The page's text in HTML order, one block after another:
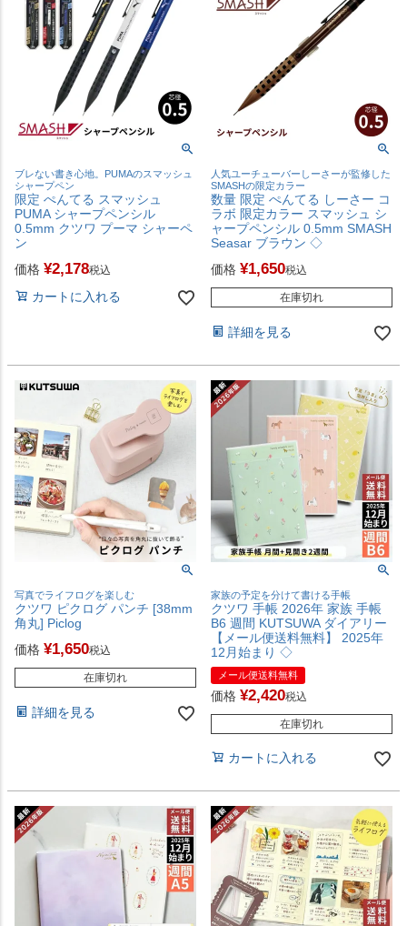
ブレない書き心地。PUMAのスマッシュ
シャープペン
限定 ぺんてる スマッシュ
PUMA シャープペンシル
0.5mm クツワ プーマ シャーペ
ン
価格 ¥2,178税込
カートに入れる
人気ユーチューバーしーさーが監修した
SMASHの限定カラー
数量 限定 ぺんてる しーさー コ
ラボ 限定カラー スマッシュ シ
ャープペンシル 0.5mm SMASH
Seasar ブラウン ◇
価格 ¥1,650税込
在庫切れ
詳細を見る
写真でライフログを楽しむ
クツワ ピクログ パンチ [38mm
角丸] Piclog
価格 ¥1,650税込
在庫切れ
詳細を見る
家族の予定を分けて書ける手帳
クツワ 手帳 2026年 家族 手帳
B6 週間 KUTSUWA ダイアリー
【メール便送料無料】 2025年
12月始まり ◇
メール便送料無料
価格 ¥2,420税込
在庫切れ
カートに入れる